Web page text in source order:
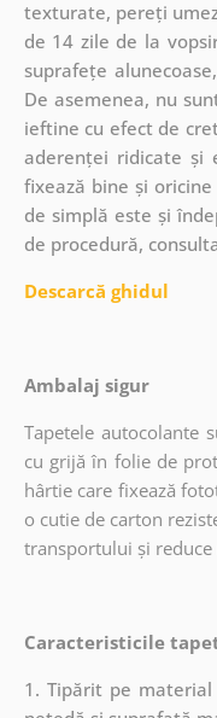
texturate, pereți
de 14 zile de la
suprafețe
De asemenea, nu
ieftine cu efect de
aderenței ridicate și
fixează bine și
de simplă este și
de procedură,
Descarcă ghidul
Ambalaj sigur
Tapetele autocolante
cu grijă în folie de
hârtie care fixează
o cutie de carton
transportului și
Caracteristicile
1. Tipărit pe